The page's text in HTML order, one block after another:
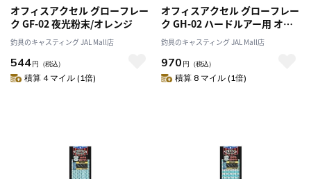
オフィスアクセル グローフレー
ク GF-02 夜光粉末/オレンジ
釣具のキャスティング JAL Mall店
544円 （税込）
積算 4 マイル (1倍)
オフィスアクセル グローフレー
ク GH-02 ハードルアー用 オレ
ンジ
釣具のキャスティング JAL Mall店
970 円 （税込）
積算 8 マイル (1倍)